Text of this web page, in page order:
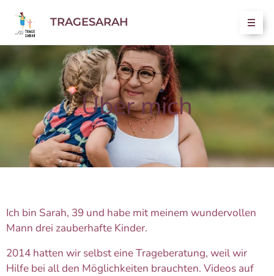
TRAGESARAH
Über mich
Ich bin Sarah, 39 und habe mit meinem wundervollen
Mann drei zauberhafte Kinder.
2014 hatten wir selbst eine Trageberatung, weil wir
Hilfe bei all den Möglichkeiten brauchten. Videos auf